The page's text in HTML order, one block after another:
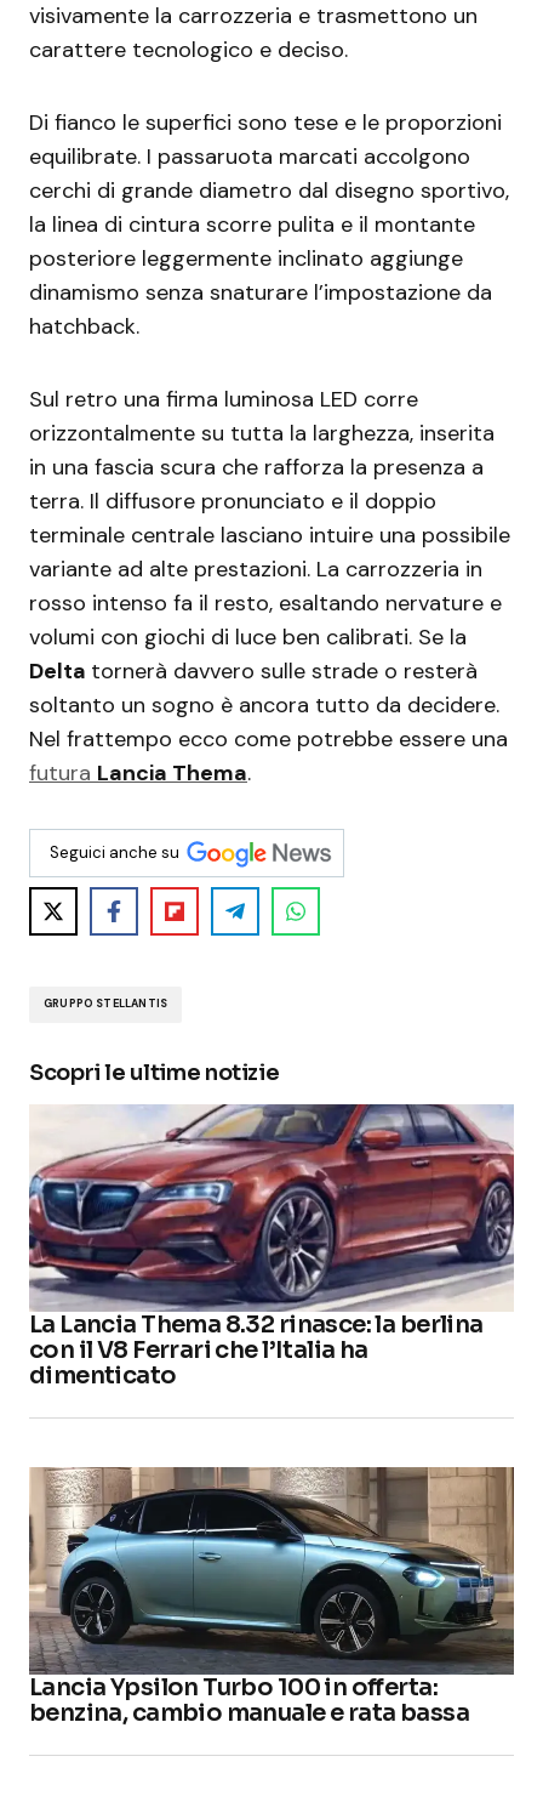
visivamente la carrozzeria e trasmettono un
carattere tecnologico e deciso.
Di fianco le superfici sono tese e le proporzioni
equilibrate. I passaruota marcati accolgono
cerchi di grande diametro dal disegno sportivo,
la linea di cintura scorre pulita e il montante
posteriore leggermente inclinato aggiunge
dinamismo senza snaturare l’impostazione da
hatchback.
Sul retro una firma luminosa LED corre
orizzontalmente su tutta la larghezza, inserita
in una fascia scura che rafforza la presenza a
terra. Il diffusore pronunciato e il doppio
terminale centrale lasciano intuire una possibile
variante ad alte prestazioni. La carrozzeria in
rosso intenso fa il resto, esaltando nervature e
volumi con giochi di luce ben calibrati. Se la
Delta tornerà davvero sulle strade o resterà
soltanto un sogno è ancora tutto da decidere.
Nel frattempo ecco come potrebbe essere una
futura Lancia Thema.
Seguici anche su
GRUPPO STELLANTIS
Scopri le ultime notizie
La Lancia Thema 8.32 rinasce: la berlina
con il V8 Ferrari che l’Italia ha
dimenticato
Lancia Ypsilon Turbo 100 in offerta:
benzina, cambio manuale e rata bassa